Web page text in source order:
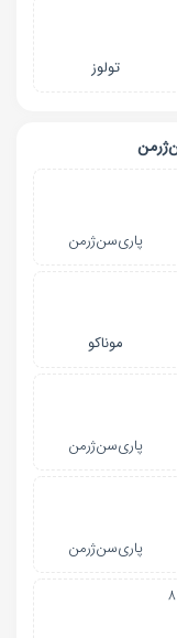
تولوز
پاری‌سن‌ژرمن
موناکو
پاری‌سن‌ژرمن
پاری‌سن‌ژرمن